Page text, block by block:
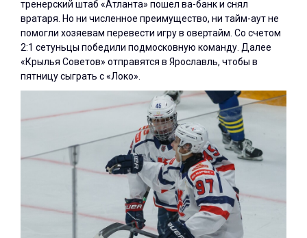
тренерский штаб «Атланта» пошел ва-банк и снял
вратаря. Но ни численное преимущество, ни тайм-аут не
помогли хозяевам перевести игру в овертайм. Со счетом
2:1 сетуньцы победили подмосковную команду. Далее
«Крылья Советов» отправятся в Ярославль, чтобы в
пятницу сыграть с «Локо».